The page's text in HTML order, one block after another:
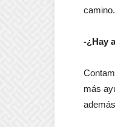
camino.
-¿Hay
más